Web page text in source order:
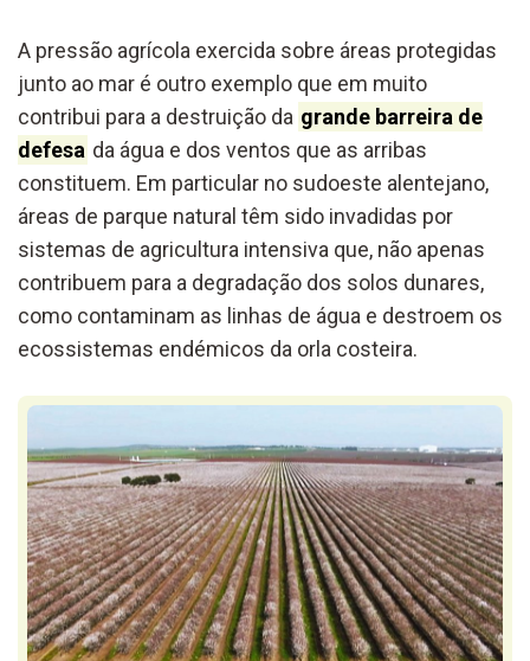
A pressão agrícola exercida sobre áreas protegidas
junto ao mar é outro exemplo que em muito
contribui para a destruição da grande barreira de
defesa da água e dos ventos que as arribas
constituem. Em particular no sudoeste alentejano,
áreas de parque natural têm sido invadidas por
sistemas de agricultura intensiva que, não apenas
contribuem para a degradação dos solos dunares,
como contaminam as linhas de água e destroem os
ecossistemas endémicos da orla costeira.